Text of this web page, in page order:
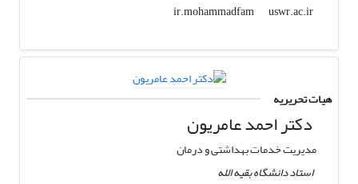
ir.mohammadfam
uswr.ac.ir
هیات تحریریه
دکتر احمد عامریون
مدیریت خدمات بهداشتی و درمان
استاد دانشگاه بقیه الله